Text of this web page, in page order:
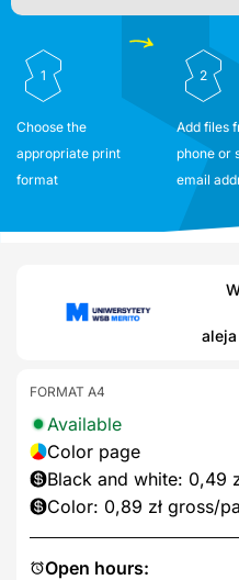
1
Choose the
appropriate print
format
2
Add files
phone or
email
Open hours:
FORMAT A4
Available
Color page
Black and white: 0,49
Color: 0,89 zł gross/